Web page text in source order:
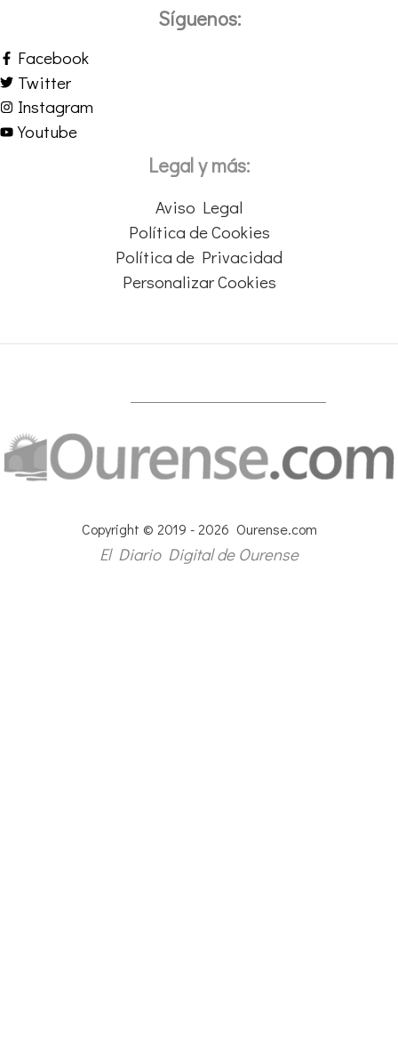
Síguenos:
Facebook
Twitter
Instagram
Youtube
Legal y más:
Aviso Legal
Política de Cookies
Política de Privacidad
Personalizar Cookies
Copyright © 2019 - 2026 Ourense.com
El Diario Digital de Ourense